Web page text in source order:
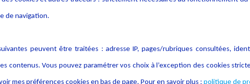
données
de navigation.
peuvent être traitées : adresse IP, pages/rubriques consultées,
contenus. Vous pouvez paramétrer vos choix à l’exception des cookies
mes préférences cookies en bas de page. Pour en savoir plus : politique de